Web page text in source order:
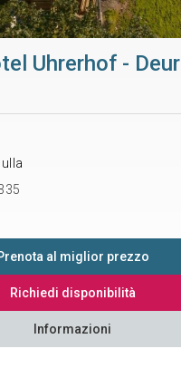
Uhrerhof - Deur
al miglior prezzo
Richiedi disponibilità
Informazioni